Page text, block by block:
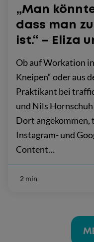
„Man
dass man
ist.“ – Eliza
Ob auf Workation
Kneipen“ oder aus
Praktikant bei
und Nils
Dort angekommen,
Instagram- und
Content…
2 min